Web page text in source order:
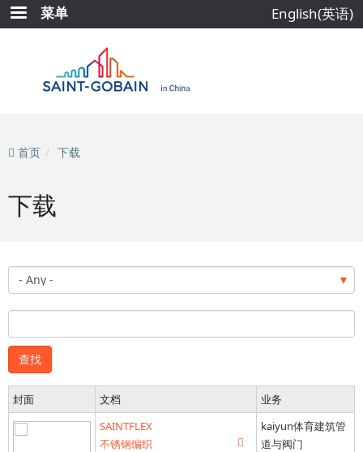
跳
转
菜单 English(英语)
首页 下载
下载
封面 文档
业务
SAINTFLEX
不锈钢编织
kaiyun体育建筑管
道与阀门